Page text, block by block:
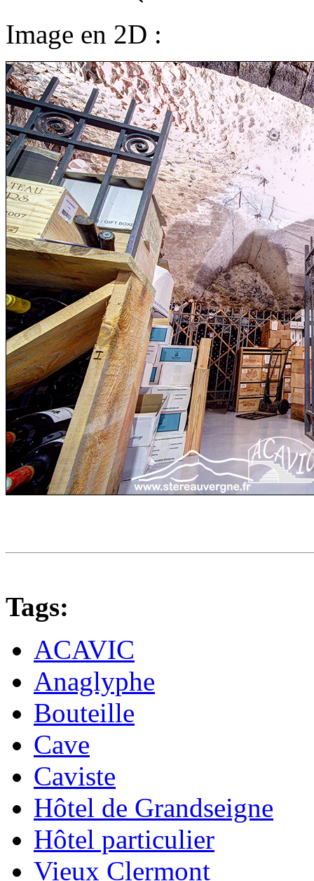
Image en 2D :
Tags:
ACAVIC
Anaglyphe
Bouteille
Cave
Caviste
Hôtel de Grandseigne
Hôtel particulier
Vieux Clermont